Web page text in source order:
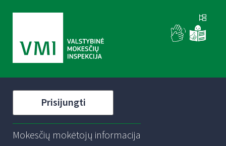
Prisijungti
Mokesčių mokėtojų informacija